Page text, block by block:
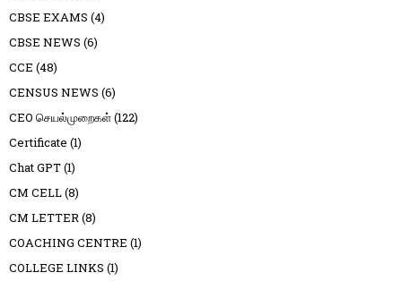
CBSE EXAMS (4)
CBSE NEWS (6)
CCE (48)
CENSUS NEWS (6)
CEO செயல்முறைகள்(122)
Certificate (1)
Chat GPT(1)
CM CELL(8)
CM LETTER(8)
COACHING CENTRE (1)
COLLEGE LINKS (1)